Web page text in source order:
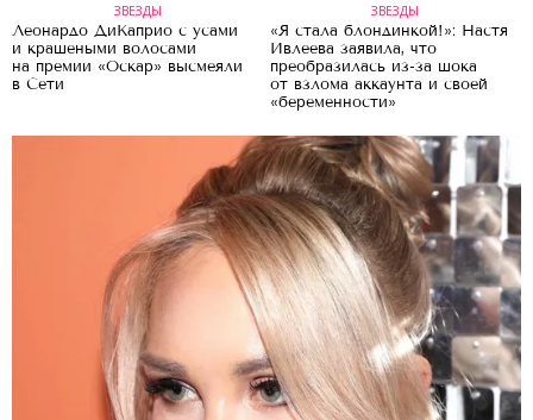
ЗВЕЗДЫ
Леонардо ДиКаприо с усами
и крашеными волосами
на премии «Оскар» высмеяли
в Сети
ЗВЕЗДЫ
«Я стала блондинкой!»: Настя
Ивлеева заявила, что
преобразилась из-за шока
от взлома аккаунта и своей
«беременности»